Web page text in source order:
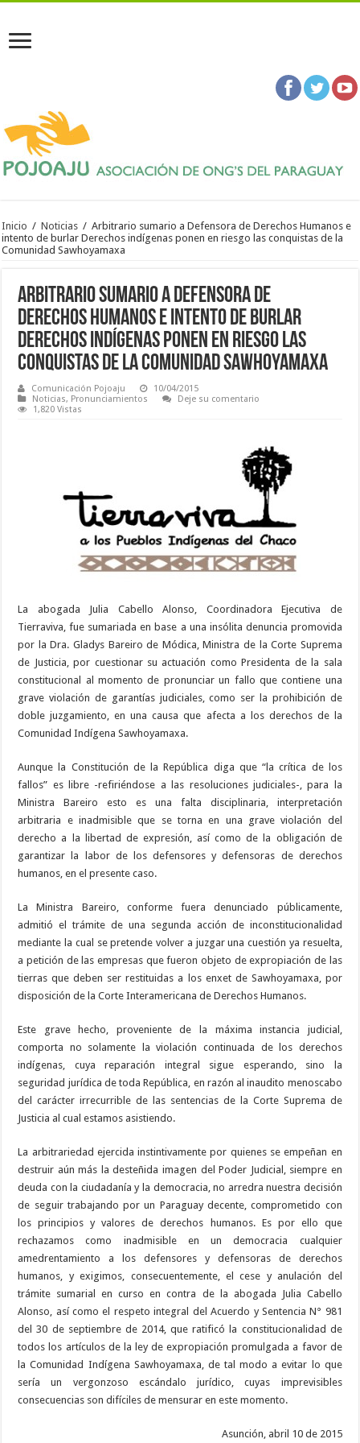
Inicio / Noticias / Arbitrario sumario a Defensora de Derechos Humanos e
intento de burlar Derechos indígenas ponen en riesgo las conquistas de la
Comunidad Sawhoyamaxa
Arbitrario sumario a Defensora de
Derechos Humanos e intento de burlar
Derechos indígenas ponen en riesgo las
conquistas de la Comunidad Sawhoyamaxa
Comunicación Pojoaju
10/04/2015
Noticias, Pronunciamientos
Deje su comentario
1,820 Vistas
La abogada Julia Cabello Alonso, Coordinadora Ejecutiva de
Tierraviva, fue sumariada en base a una insólita denuncia promovida
por la Dra. Gladys Bareiro de Módica, Ministra de la Corte Suprema
de Justicia, por cuestionar su actuación como Presidenta de la sala
constitucional al momento de pronunciar un fallo que contiene una
grave violación de garantías judiciales, como ser la prohibición de
doble juzgamiento, en una causa que afecta a los derechos de la
Comunidad Indígena Sawhoyamaxa.
Aunque la Constitución de la República diga que “la crítica de los
fallos” es libre -refiriéndose a las resoluciones judiciales-, para la
Ministra Bareiro esto es una falta disciplinaria, interpretación
arbitraria e inadmisible que se torna en una grave violación del
derecho a la libertad de expresión, así como de la obligación de
garantizar la labor de los defensores y defensoras de derechos
humanos, en el presente caso.
La Ministra Bareiro, conforme fuera denunciado públicamente,
admitió el trámite de una segunda acción de inconstitucionalidad
mediante la cual se pretende volver a juzgar una cuestión ya resuelta,
a petición de las empresas que fueron objeto de expropiación de las
tierras que deben ser restituidas a los enxet de Sawhoyamaxa, por
disposición de la Corte Interamericana de Derechos Humanos.
Este grave hecho, proveniente de la máxima instancia judicial,
comporta no solamente la violación continuada de los derechos
indígenas, cuya reparación integral sigue esperando, sino la
seguridad jurídica de toda República, en razón al inaudito menoscabo
del carácter irrecurrible de las sentencias de la Corte Suprema de
Justicia al cual estamos asistiendo.
La arbitrariedad ejercida instintivamente por quienes se empeñan en
destruir aún más la desteñida imagen del Poder Judicial, siempre en
deuda con la ciudadanía y la democracia, no arredra nuestra decisión
de seguir trabajando por un Paraguay decente, comprometido con
los principios y valores de derechos humanos. Es por ello que
rechazamos como inadmisible en un democracia cualquier
amedrentamiento a los defensores y defensoras de derechos
humanos, y exigimos, consecuentemente, el cese y anulación del
trámite sumarial en curso en contra de la abogada Julia Cabello
Alonso, así como el respeto integral del Acuerdo y Sentencia N° 981
del 30 de septiembre de 2014, que ratificó la constitucionalidad de
todos los artículos de la ley de expropiación promulgada a favor de
la Comunidad Indígena Sawhoyamaxa, de tal modo a evitar lo que
sería un vergonzoso escándalo jurídico, cuyas imprevisibles
consecuencias son difíciles de mensurar en este momento.
Asunción, abril 10 de 2015